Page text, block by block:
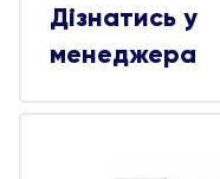
Дізнатись у
менеджера